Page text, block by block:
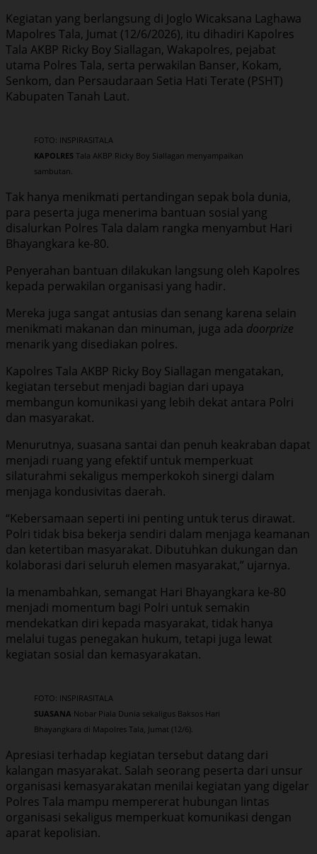
Kegiatan yang berlangsung di Joglo Wicaksana Laghawa
Mapolres Tala, Jumat (12/6/2026), itu dihadiri Kapolres
Tala AKBP Ricky Boy Siallagan, Wakapolres, pejabat
utama Polres Tala, serta perwakilan Banser, Kokam,
Senkom, dan Persaudaraan Setia Hati Terate (PSHT)
Kabupaten Tanah Laut.
FOTO: INSPIRASITALA
KAPOLRES Tala AKBP Ricky Boy Siallagan menyampaikan
sambutan.
Tak hanya menikmati pertandingan sepak bola dunia,
para peserta juga menerima bantuan sosial yang
disalurkan Polres Tala dalam rangka menyambut Hari
Bhayangkara ke-80.
Penyerahan bantuan dilakukan langsung oleh Kapolres
kepada perwakilan organisasi yang hadir.
Mereka juga sangat antusias dan senang karena selain
menikmati makanan dan minuman, juga ada doorprize
menarik yang disediakan polres.
Kapolres Tala AKBP Ricky Boy Siallagan mengatakan,
kegiatan tersebut menjadi bagian dari upaya
membangun komunikasi yang lebih dekat antara Polri
dan masyarakat.
Menurutnya, suasana santai dan penuh keakraban dapat
menjadi ruang yang efektif untuk memperkuat
silaturahmi sekaligus memperkokoh sinergi dalam
menjaga kondusivitas daerah.
“Kebersamaan seperti ini penting untuk terus dirawat.
Polri tidak bisa bekerja sendiri dalam menjaga keamanan
dan ketertiban masyarakat. Dibutuhkan dukungan dan
kolaborasi dari seluruh elemen masyarakat,” ujarnya.
Ia menambahkan, semangat Hari Bhayangkara ke-80
menjadi momentum bagi Polri untuk semakin
mendekatkan diri kepada masyarakat, tidak hanya
melalui tugas penegakan hukum, tetapi juga lewat
kegiatan sosial dan kemasyarakatan.
FOTO: INSPIRASITALA
SUASANA Nobar Piala Dunia sekaligus Baksos Hari
Bhayangkara di Mapolres Tala, Jumat (12/6).
Apresiasi terhadap kegiatan tersebut datang dari
kalangan masyarakat. Salah seorang peserta dari unsur
organisasi kemasyarakatan menilai kegiatan yang digelar
Polres Tala mampu mempererat hubungan lintas
organisasi sekaligus memperkuat komunikasi dengan
aparat kepolisian.